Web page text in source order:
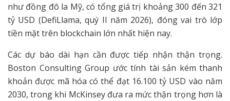
như đồng đô la Mỹ, có tổng giá trị khoảng 300 đến 321
tỷ USD (DefiLlama, quý II năm 2026), đóng vai trò lớp
tiền mặt trên blockchain lớn nhất hiện nay.
Các dự báo dài hạn cần được tiếp nhận thận trọng.
Boston Consulting Group ước tính tài sản kém thanh
khoản được mã hóa có thể đạt 16.100 tỷ USD vào năm
2030, trong khi McKinsey đưa ra mức thận trọng hơn là